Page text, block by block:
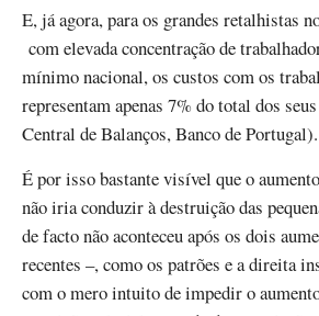
E, já agora, para os grandes retalhistas
com elevada concentração de
mínimo nacional, os custos com os
representam apenas 7% do total dos
Central de Balanços, Banco de Portugal).
É por isso bastante visível que o
não iria conduzir à destruição das
de facto não aconteceu após os dois
recentes –, como os patrões e a direita
com o mero intuito de impedir o